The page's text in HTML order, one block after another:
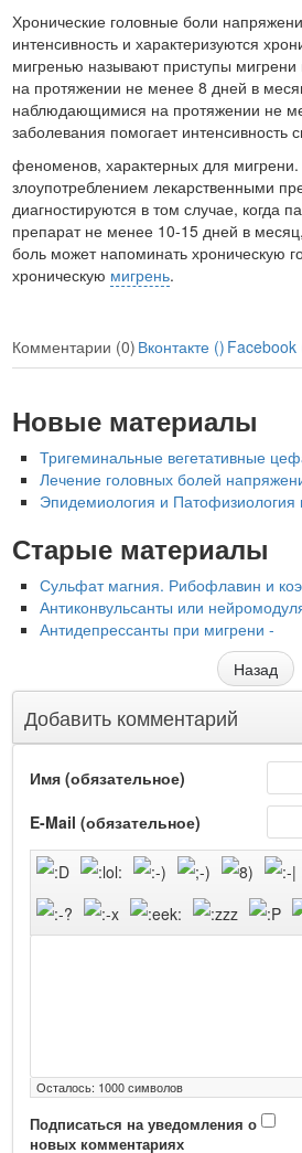
Хронические головные боли
интенсивность и характеризуются
мигренью называют приступы
на протяжении не менее 8 дней в
наблюдающимися на протяжении не
заболевания помогает
феноменов, характерных для
злоупотреблением лекарственными
диагностируются в том случае, когда
препарат не менее 10-15 дней в
боль может на­поминать хроническую
хроническую мигрень.
Комментарии (0) Вконтакте () Facebook
Новые материалы
Тригеминальные вегетативные
Лечение головных болей
Эпидемиология и
Старые материалы
Сульфат магния. Рибофлавин и
Антиконвульсанты или
Антидепрессанты при мигрени -
Назад
Добавить комментарий
Имя (обязательное)
E-Mail (обязательное)
Осталось: 1000символов
Подписаться на уведомления о
новых комментариях